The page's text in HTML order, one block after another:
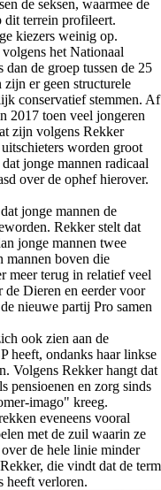
de seksen, waarmee de
terrein profileert.
kiezers weinig op.
het Nationaal
de groep tussen de 25
zijn er geen structurele
conservatief stemmen. Af
2017 toen veel jongeren
zijn volgens Rekker
worden groot
jonge mannen radicaal
over de ophef hierover.
jonge mannen de
Rekker stelt dat
jonge mannen twee
mannen boven die
meer terug in relatief veel
Dieren en eerder voor
nieuwe partij Pro samen
ook zien aan de
heeft, ondanks haar linkse
Volgens Rekker hangt dat
pensioenen en zorg sinds
imago" kreeg.
eveneens vooral
met de zuil waarin ze
de hele linie minder
die vindt dat de term
heeft verloren.